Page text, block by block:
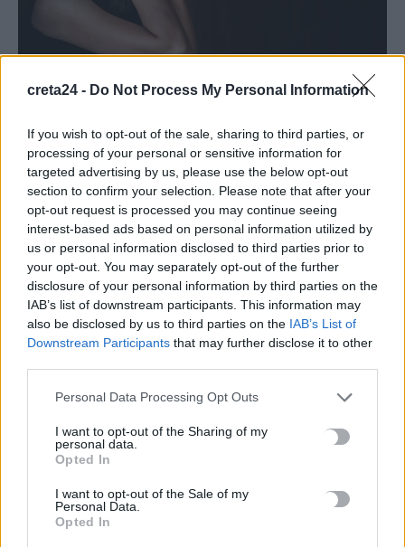
creta24 - Do Not Process My Personal Information
If you wish to opt-out of the sale, sharing to third parties, or
processing of your personal or sensitive information for
targeted advertising by us, please use the below opt-out
section to confirm your selection. Please note that after your
opt-out request is processed you may continue seeing
interest-based ads based on personal information utilized by
us or personal information disclosed to third parties prior to
your opt-out. You may separately opt-out of the further
disclosure of your personal information by third parties on the
IAB’s list of downstream participants. This information may
also be disclosed by us to third parties on the IAB’s List of
Downstream Participants that may further disclose it to other
Personal Data Processing Opt Outs
I want to opt-out of the Sharing of my
personal data.
Opted In
I want to opt-out of the Sale of my
Personal Data.
Opted In
ΚΟΙΝΩΝΙΑ ΚΡΗΤΗ
Ηράκλειο: 45χρονος βασάνιζε την
σύντροφό του – «Με έκαιγε με τσιγάρο και
καυτό σίδερο»
Τις μαρτυρικές στιγμές με ξυλοδαρμούς, καψίματα από σίδερο
και τσιγάρα, ακόμα και «παιχνίδια ασφυξίας», περιγράφει μια
γυναίκα στο…
Newsroom 20 Οκτωβρίου, 2025
μετά την έκδοσή της
6 Αυγούστου, 2026
Ιδρώτας και διατροφή το καλοκαίρι: Ποιες τροφές προκαλούν